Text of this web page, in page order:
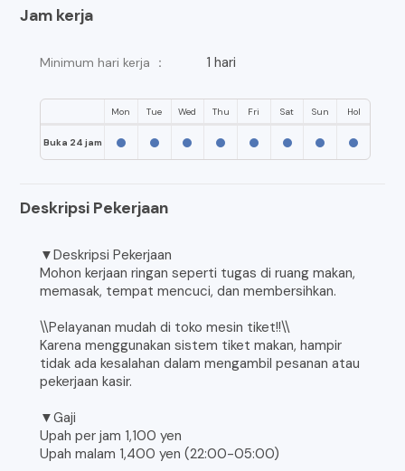
Jam kerja
Minimum hari kerja ： 1 hari
Mon Tue Wed Thu Fri Sat Sun Hol
Buka 24 jam
Deskripsi Pekerjaan
▼Deskripsi Pekerjaan
Mohon kerjaan ringan seperti tugas di ruang makan,
memasak, tempat mencuci, dan membersihkan.
\\Pelayanan mudah di toko mesin tiket!!\\
Karena menggunakan sistem tiket makan, hampir
tidak ada kesalahan dalam mengambil pesanan atau
pekerjaan kasir.
▼Gaji
Upah per jam 1,100 yen
Upah malam 1,400 yen (22:00-05:00)